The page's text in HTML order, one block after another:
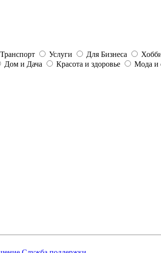
Транспорт Услуги Для Бизнеса
Дом и Дача Красота и здоровье
Мода и